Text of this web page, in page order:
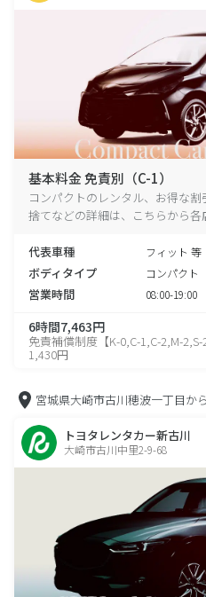
基本料金 免責別（C-1）
コンパクトのレンタル、お得な
捨てなどの詳細は、こちらから各
代表車種 フィット 等
ボディタイプ コンパクト
営業時間 08:00-19:00
6時間7,463円
免責補償制度【K-0,C-1,C-2,M-2,S-2
1,430円
宮城県大崎市古川穂波一丁目から
トヨタレンタカー新古川
大崎市古川中里2-9-68